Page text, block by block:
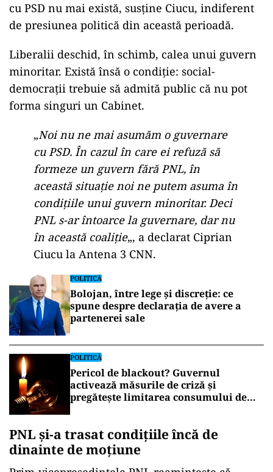
cu PSD nu mai există, susține Ciucu, indiferent
de presiunea politică din această perioadă.
Liberalii deschid, în schimb, calea unui guvern
minoritar. Există însă o condiție: social-
democrații trebuie să admită public că nu pot
forma singuri un Cabinet.
„Noi nu ne mai asumăm o guvernare
cu PSD. În cazul în care ei refuză să
formeze un guvern fără PNL, în
această situație noi ne putem asuma în
condițiile unui guvern minoritar. Deci
PNL s-ar întoarce la guvernare, dar nu
în această coaliție„, a declarat Ciprian
Ciucu la Antena 3 CNN.
POLITICĂ
Bolojan, între lege și discreție: ce
spune despre declarația de avere a
partenerei sale
POLITICĂ
Pericol de blackout? Guvernul
activează măsurile de criză și
pregătește limitarea consumului de
PNL și-a trasat condițiile încă de
dinainte de moțiune